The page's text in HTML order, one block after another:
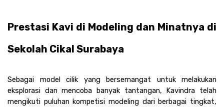
Prestasi Kavi di Modeling dan Minatnya di
Sekolah Cikal Surabaya
Sebagai model cilik yang bersemangat untuk melakukan
eksplorasi dan mencoba banyak tantangan, Kavindra telah
mengikuti puluhan kompetisi modeling dari berbagai tingkat,